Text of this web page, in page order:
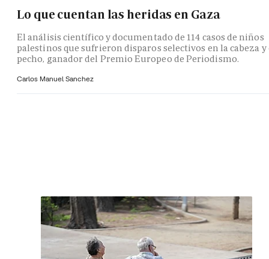
Lo que cuentan las heridas en Gaza
El análisis científico y documentado de 114 casos de niños
palestinos que sufrieron disparos selectivos en la cabeza y
pecho, ganador del Premio Europeo de Periodismo.
Carlos Manuel Sanchez